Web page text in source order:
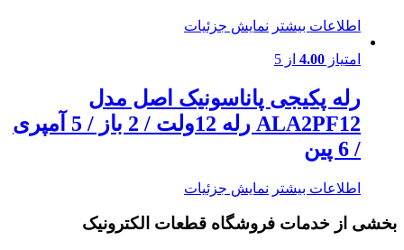
اطلاعات بیشتر نمایش جزئیات
امتیاز 4.00 از 5
رله پکیجی پاناسونیک اصل مدل
ALA2PF12 رله 12ولت / 2 باز / 5 آمپری
/ 6 پین
اطلاعات بیشتر نمایش جزئیات
بخشی از خدمات فروشگاه قطعات الکترونیک